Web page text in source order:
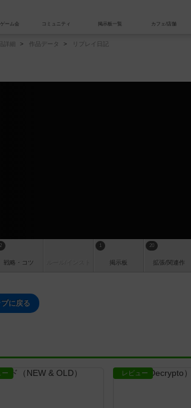
ボードゲーム会 コミュニティ 掲示板一覧
詳細 作品データ リプレイ日記
2
戦略 ・コツ
1
掲示板
20
拡張/関連作
に戻る
ー レビュー